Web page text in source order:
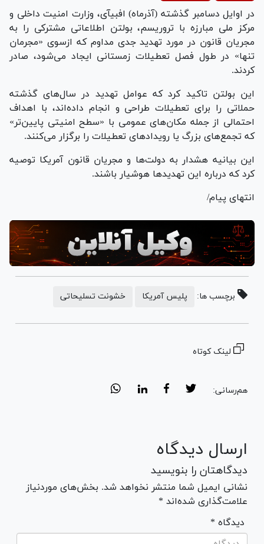
Video
در اوایل دسامبر گذشته (آذرماه) اف‎بی‎آی، وزارت امنیت داخلی و
مرکز ملی مبارزه با تروریسم، بولتن اطلاعاتی مشترکی را به
مجریان قانون در مورد تهدید جدی مداوم که ازسوی «مجرمان
تنها» در طول فصل تعطیلات زمستانی ایجاد می‌شود، صادر
کردند.
این بولتن تاکید کرد که عوامل تهدید در سال‌های گذشته
حملاتی را برای تعطیلات طراحی و انجام داده‌اند، با اهداف
احتمالی از جمله مکان‌های عمومی با «سطح امنیتی پایین‌تر»
که تجمع‌های بزرگ یا رویداد‌های تعطیلات را برگزار می‌کنند.
این بیانیه هشدار به دولت‌ها و مجریان قانون آمریکا توصیه
کرد که درباره این تهدید‌ها هوشیار باشند.
انتهای پیام/
برچسب ها: پلیس آمریکا خشونت تسلیحاتی
لینک کوتاه
هم‌رسانی:
ارسال دیدگاه
دیدگاهتان را بنویسید
نشانی ایمیل شما منتشر نخواهد شد. بخش‌های موردنیاز
علامت‌گذاری شده‌اند *
* دیدگاه